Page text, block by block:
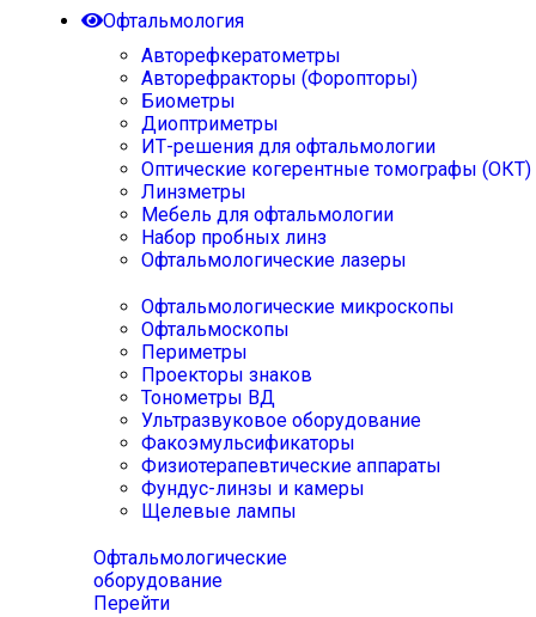
Офтальмология
Авторефкератометры
Авторефракторы (Форопторы)
Биометры
Диоптриметры
ИТ-решения для офтальмологии
Оптические когерентные томографы (ОКТ)
Линзметры
Мебель для офтальмологии
Набор пробных линз
Офтальмологические лазеры
Офтальмологические микроскопы
Офтальмоскопы
Периметры
Проекторы знаков
Тонометры ВД
Ультразвуковое оборудование
Факоэмульсификаторы
Физиотерапевтические аппараты
Фундус-линзы и камеры
Щелевые лампы
Офтальмологические
оборудование
Перейти